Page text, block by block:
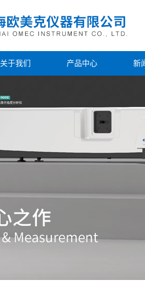
关于我们 产品中心 新